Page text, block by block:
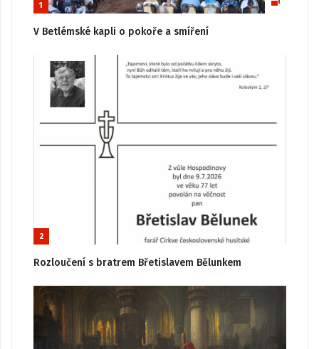
1
V Betlémské kapli o pokoře a smíření
2
Rozloučení s bratrem Břetislavem Bělunkem